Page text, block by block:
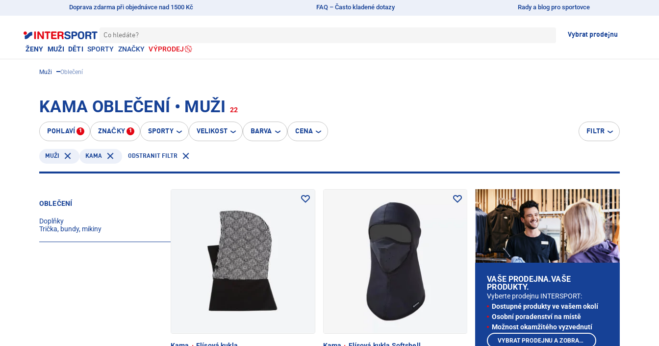
Doprava zdarma při objednávce nad 1500 Kč FAQ – Často kladené dotazy Rady a blog pro sportovce
Co hledáte? Vybrat prodejnu
ŽENY MUŽI DĚTI SPORTY ZNAČKY VÝPRODEJ
Muži Oblečení
KAMA OBLEČENÍ • MUŽI 22
POHLAVÍ 1 ZNAČKY 1 SPORTY VELIKOST BARVA CENA FILTR
MUŽI KAMA ODSTRANIT FILTR
OBLEČENÍ
Doplňky
Trička, bundy, mikiny
VAŠE PRODEJNA.VAŠE
PRODUKTY.
Vyberte prodejnu INTERSPORT:
Dostupné produkty ve vašem okolí
Osobní poradenství na místě
Možnost okamžitého vyzvednutí
VYBRAT PRODEJNU A ZOBRAZIT PRODUKTY